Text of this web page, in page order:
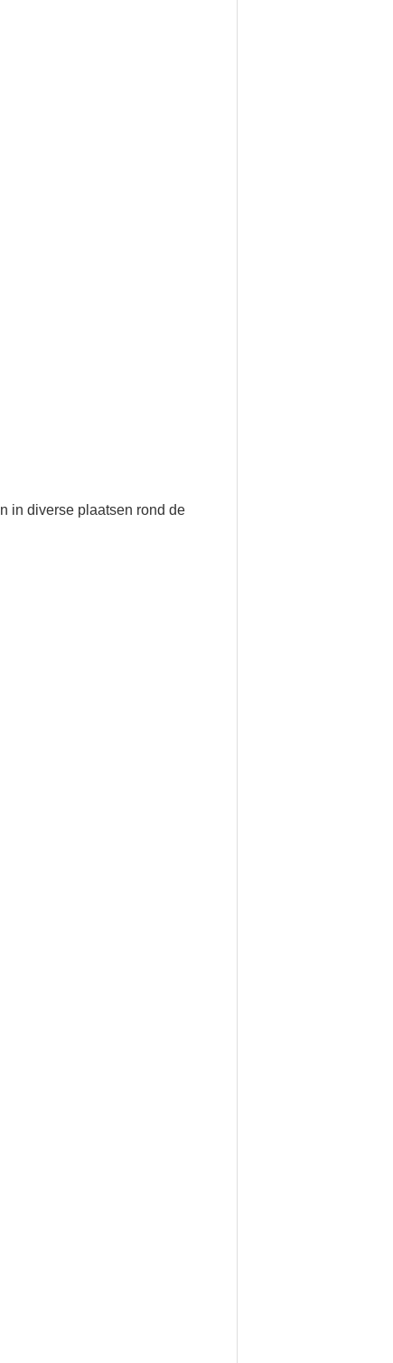
in diverse plaatsen rond de